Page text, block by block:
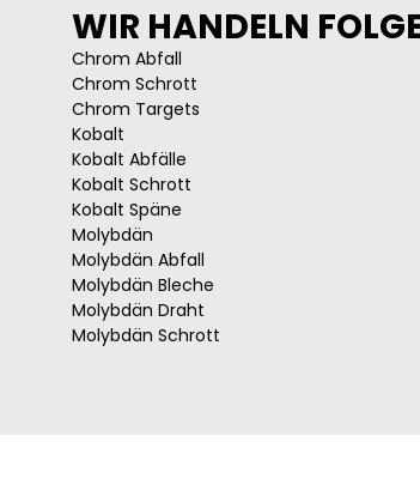
WIR HANDELN
Chrom Abfall
Chrom Schrott
Chrom Targets
Kobalt
Kobalt Abfälle
Kobalt Schrott
Kobalt Späne
Molybdän
Molybdän Abfall
Molybdän Bleche
Molybdän Draht
Molybdän Schrott